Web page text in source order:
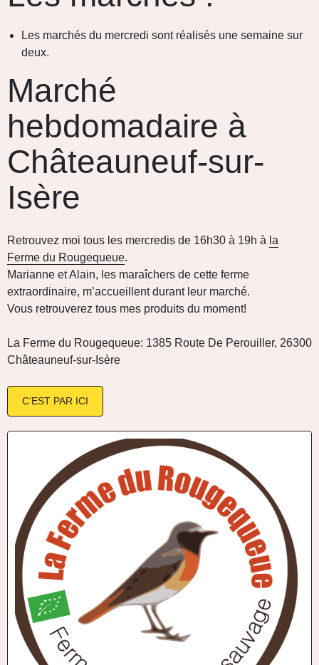
Les marchés du mercredi sont réalisés une semaine sur
deux.
Marché
hebdomadaire à
Châteauneuf-sur-
Isère
Retrouvez moi tous les mercredis de 16h30 à 19h à la
Ferme du Rougequeue.
Marianne et Alain, les maraîchers de cette ferme
extraordinaire, m’accueillent durant leur marché.
Vous retrouverez tous mes produits du moment!
La Ferme du Rougequeue: 1385 Route De Perouiller, 26300
Châteauneuf-sur-Isère
C’EST PAR ICI